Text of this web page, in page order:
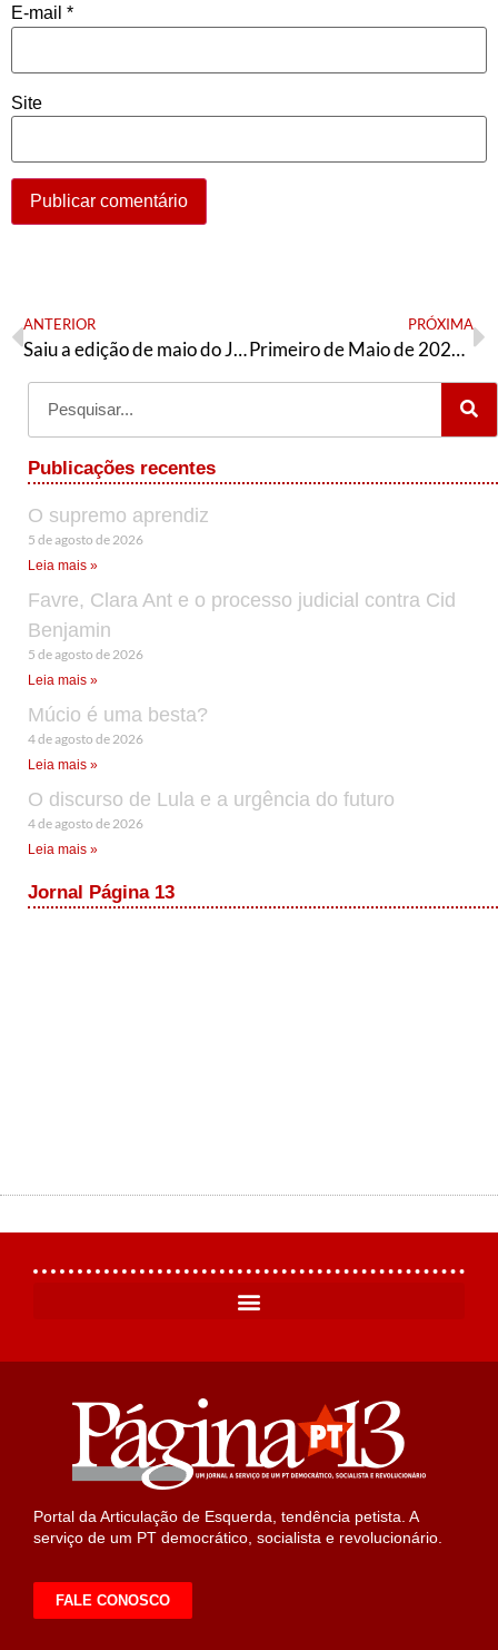
E-mail *
Site
ANTERIOR
Saiu a edição de maio do Jornal Página 13
PRÓXIMA
Primeiro de Maio de 2023 contra o golpe
Publicações recentes
O supremo aprendiz
5 de agosto de 2026
Leia mais »
Favre, Clara Ant e o processo judicial contra Cid
Benjamin
5 de agosto de 2026
Leia mais »
Múcio é uma besta?
4 de agosto de 2026
Leia mais »
O discurso de Lula e a urgência do futuro
4 de agosto de 2026
Leia mais »
Jornal Página 13
Portal da Articulação de Esquerda, tendência petista. A
serviço de um PT democrático, socialista e revolucionário.
FALE CONOSCO